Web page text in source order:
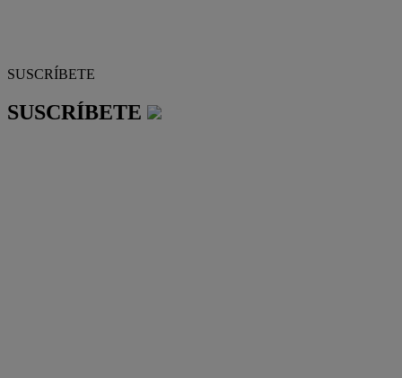
SUSCRÍBETE
SUSCRÍBETE